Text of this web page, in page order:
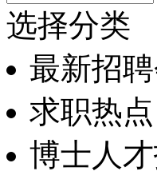
选择分类
最新招
求职热点
博士人